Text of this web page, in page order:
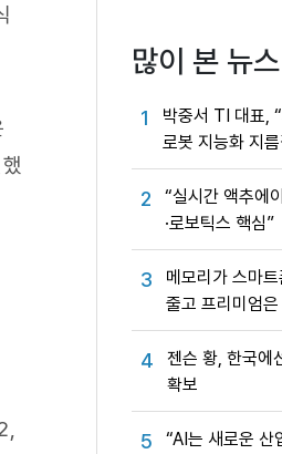
많이 본 뉴스
1
박중서 TI 대표,
로봇 지능화 지
2
“실시간 액추에
·로보틱스 핵심”
3
메모리가 스마
줄고 프리미엄
4
젠슨 황, 한국에
확보
5
“AI는 새로운 산